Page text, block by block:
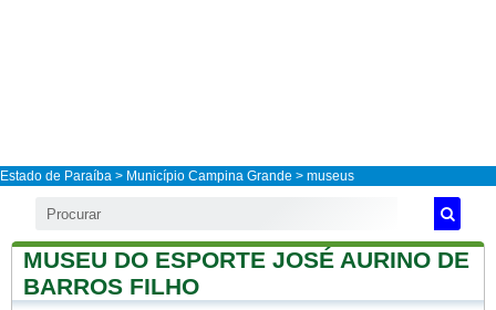
Estado de Paraíba > Município Campina Grande > museus
MUSEU DO ESPORTE JOSÉ AURINO DE
BARROS FILHO